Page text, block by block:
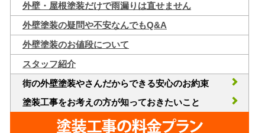
外壁・屋根塗装だけで雨漏りは直せません
外壁塗装の疑問や不安なんでもQ&A
外壁塗装のお値段について
スタッフ紹介
街の外壁塗装やさんだからできる安心のお約束
塗装工事をお考えの方が知っておきたいこと